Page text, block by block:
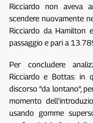
Ricciardo non aveva
scendere nuovamente
Ricciardo da Hamilton
passaggio e pari a
Per concludere
Ricciardo e Bottas: in
discorso “da lontano”,
momento
usando gomme